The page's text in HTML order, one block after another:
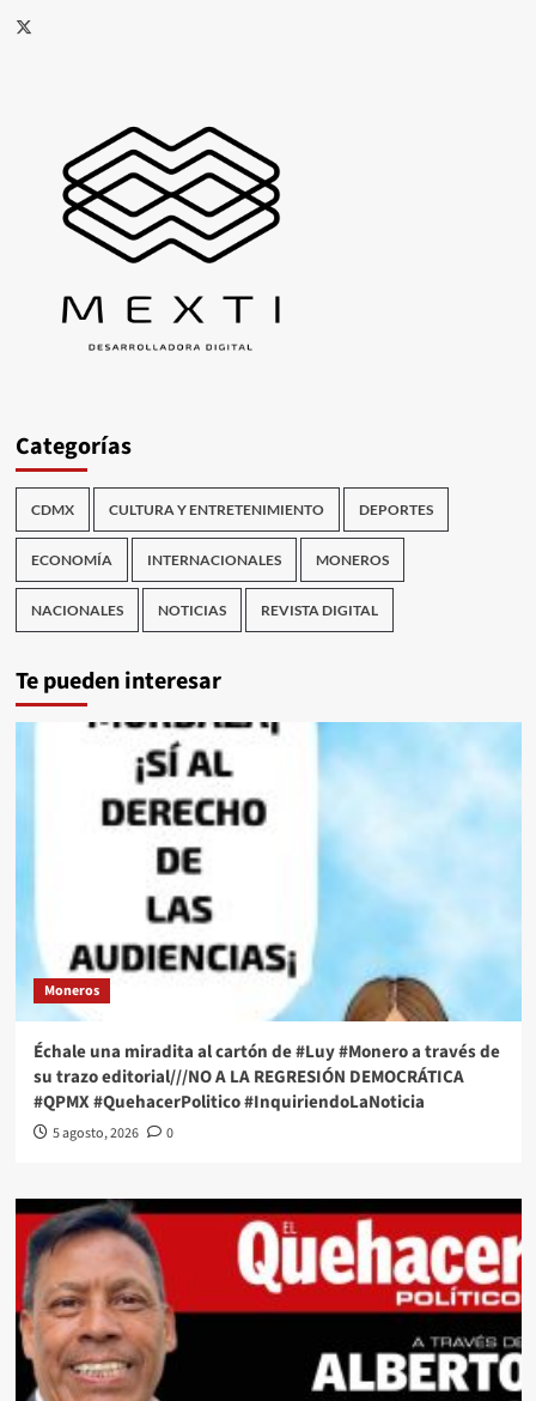
X
Categorías
CDMX CULTURA Y ENTRETENIMIENTO DEPORTES
ECONOMÍA INTERNACIONALES MONEROS
NACIONALES NOTICIAS REVISTA DIGITAL
Te pueden interesar
Moneros
Échale una miradita al cartón de #Luy #Monero a través de
su trazo editorial///NO A LA REGRESIÓN DEMOCRÁTICA
#QPMX #QuehacerPolitico #InquiriendoLaNoticia
5 agosto, 2026 0